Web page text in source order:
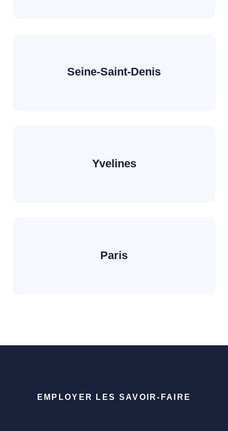
Seine-Saint-Denis
Yvelines
Paris
EMPLOYER LES SAVOIR-FAIRE